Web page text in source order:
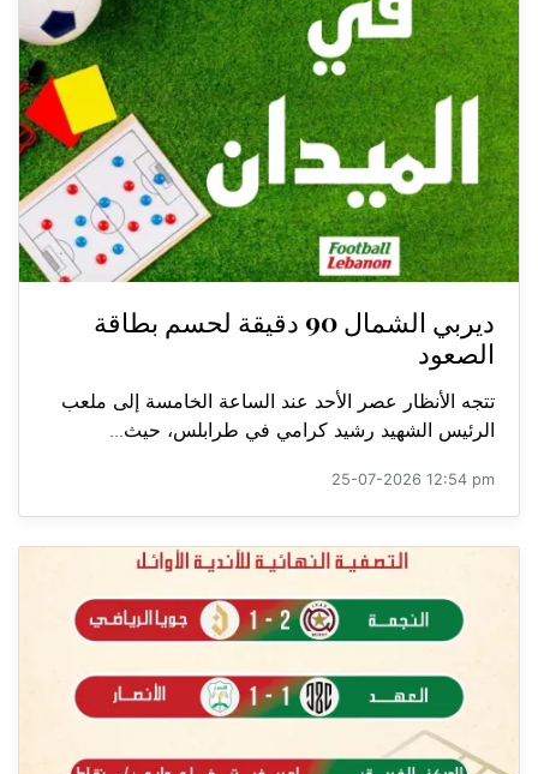
ديربي الشمال 90 دقيقة لحسم بطاقة
الصعود
تتجه الأنظار عصر الأحد عند الساعة الخامسة إلى ملعب
الرئيس الشهيد رشيد كرامي في طرابلس، حيث...
25-07-2026 12:54 pm